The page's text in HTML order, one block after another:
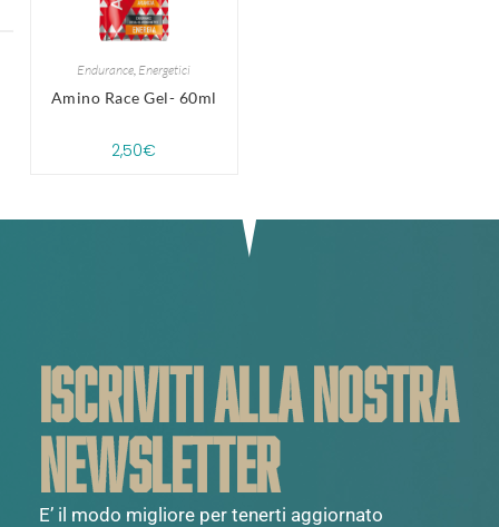
Endurance Energetici
Amino Race Gel- 60ml
2,50€
ISCRIVITI ALLA NOSTRA
NEWSLETTER
E’ il modo migliore per tenerti aggiornato